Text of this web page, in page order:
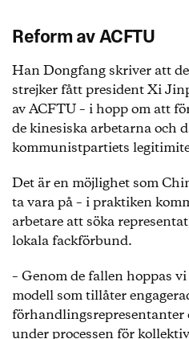
Reform av ACFTU
Han Dongfang skriver att
strejker fått president Xi
av ACFTU – i hopp om att
de kinesiska arbetarna och
kommunistpartiets
Det är en möjlighet som
ta vara på – i praktiken
arbetare att söka
lokala fackförbund.
– Genom de fallen hoppas
modell som tillåter
förhandlingsrepresentanter
under processen för